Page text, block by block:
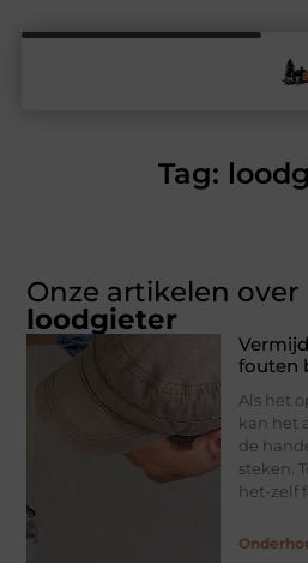
Tag:
Onze artikelen over
loodgieter
fouten
Als het
kan het
de
steken.
het-zelf